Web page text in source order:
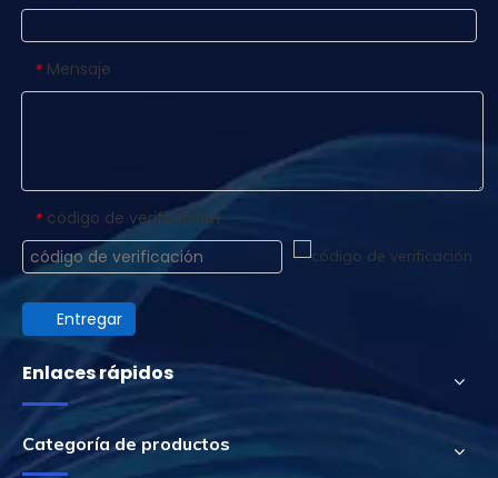
* Mensaje
* código de verificación
Entregar
Enlaces rápidos
Categoría de productos